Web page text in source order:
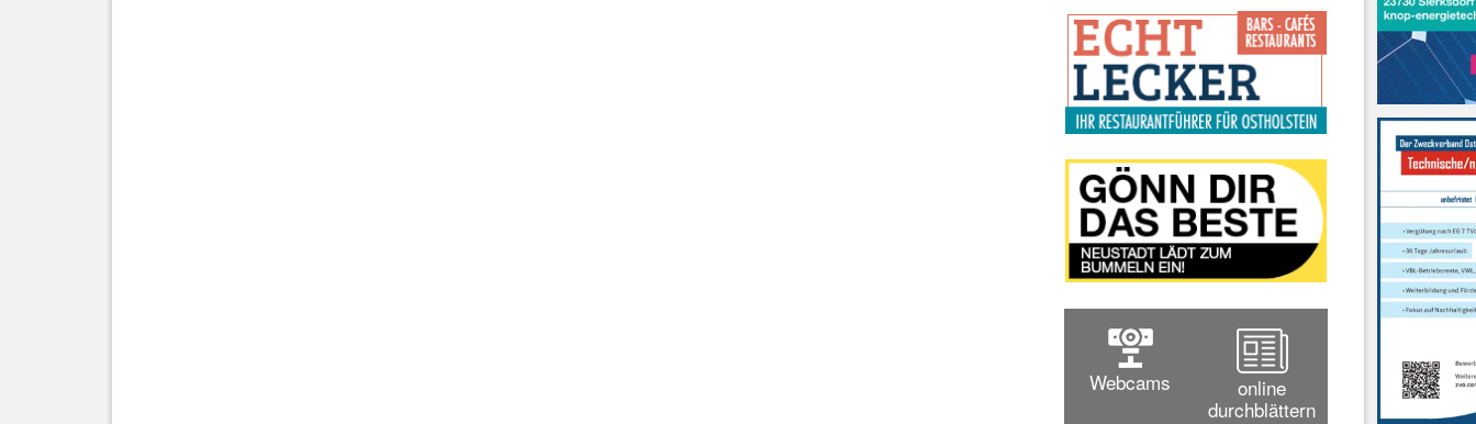
Webcams
online
durchblättern